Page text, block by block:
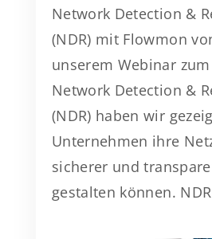
Network Detection &
(NDR) mit Flowmon
unserem Webinar
Network Detection &
(NDR) haben wir
Unternehmen ihre
sicherer und
gestalten können.